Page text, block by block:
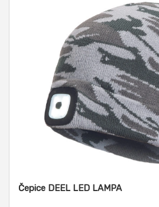
Čepice DEEL LED LAMPA